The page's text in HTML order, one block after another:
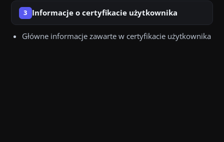
3 Informacje o certyfikacie użytkownika
Główne informacje zawarte w certyfikacie użytkownika